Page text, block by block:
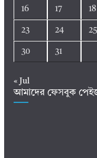
16 17 18
23 24 25
30 31
« Jul
আমাদের ফেসবুক